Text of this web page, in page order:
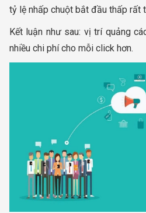
tỷ lệ nhấp chuột bắt đầu thấp rất
Kết luận như sau: vị trí quảng
nhiều chi phí cho mỗi click hơn.